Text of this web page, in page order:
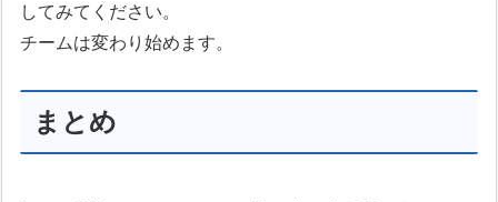
してみてください。
チームは変わり始めます。
まとめ